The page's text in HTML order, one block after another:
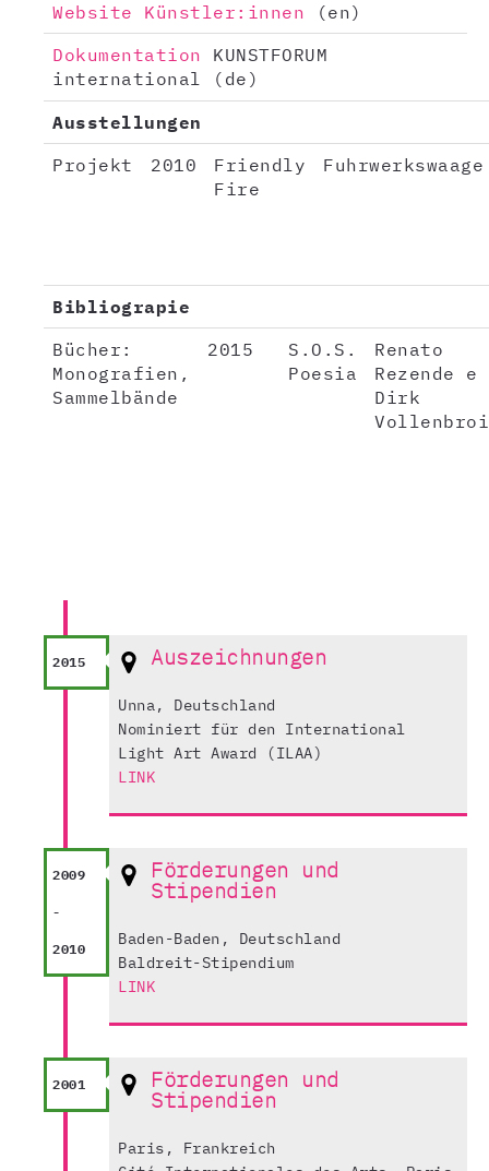
Website Künstler:innen (en)
Dokumentation KUNSTFORUM
international (de)
Ausstellungen
Projekt
2010
Friendly
Fire
Fuhrwerkswaage
Bibliograpie
Bücher:
Monografien,
Sammelbände
2015
S.O.S.
Poesia
Renato
Rezende e
Dirk
2015 Auszeichnungen
Unna, Deutschland
Nominiert für den International
Light Art Award (ILAA)
LINK
2009
-
2010
Förderungen und
Stipendien
Baden-Baden, Deutschland
Baldreit-Stipendium
LINK
2001 Förderungen und
Stipendien
Paris, Frankreich